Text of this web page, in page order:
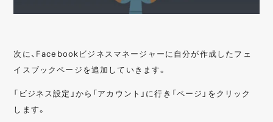
次に、Facebookビジネスマネージャーに自分が作成したフェ
イスブックページを追加していきます。
「ビジネス設定」から「アカウント」に行き「ページ」をクリック
します。